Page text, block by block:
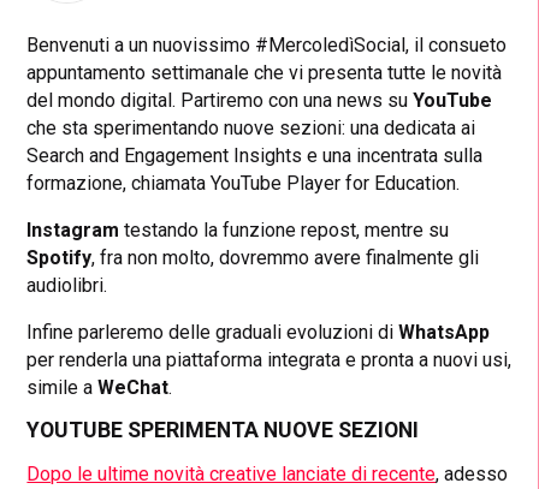
Benvenuti a un nuovissimo #MercoledìSocial, il consueto
appuntamento settimanale che vi presenta tutte le novità
del mondo digital. Partiremo con una news suYouTube
che sta sperimentando nuove sezioni: una dedicata ai
Search and Engagement Insights e una incentrata sulla
formazione, chiamata YouTube Player for Education.
Instagram testando la funzione repost, mentre su
Spotify, fra non molto, dovremmo avere finalmente gli
audiolibri.
Infine parleremo delle graduali evoluzioni diWhatsApp
per renderla una piattaforma integrata e pronta a nuovi usi,
simile aWeChat.
YOUTUBE SPERIMENTA NUOVE SEZIONI
Dopo le ultime novità creative lanciate di recente, adesso